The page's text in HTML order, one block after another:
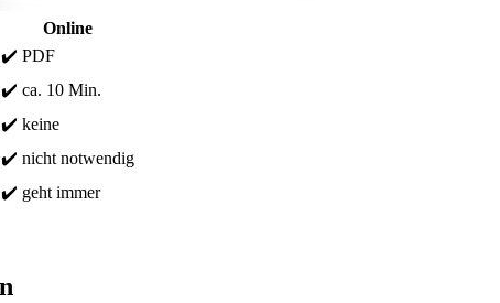
Online
✔️ PDF
✔️ ca. 10 Min.
✔️ keine
✔️ nicht notwendig
✔️ geht immer